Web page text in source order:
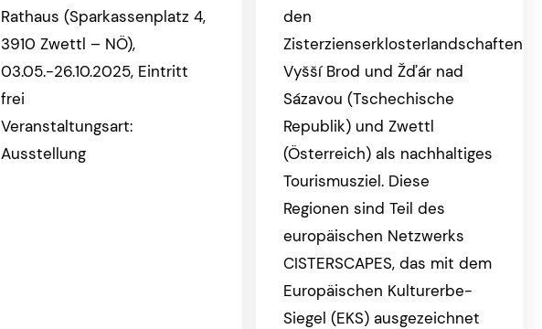
Rathaus (Sparkassenplatz 4,
3910 Zwettl – NÖ),
03.05.-26.10.2025, Eintritt
frei
Veranstaltungsart:
Ausstellung
den
Zisterzienserklosterlandschaften
Vyšší Brod und Žďár nad
Sázavou (Tschechische
Republik) und Zwettl
(Österreich) als nachhaltiges
Tourismusziel. Diese
Regionen sind Teil des
europäischen Netzwerks
CISTERSCAPES, das mit dem
Europäischen Kulturerbe-
Siegel (EKS) ausgezeichnet